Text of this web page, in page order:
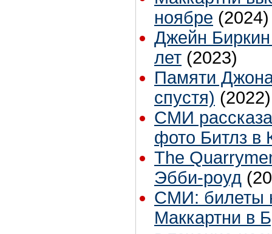
ноябре (2024)
Джейн
лет (2023)
Памяти
спустя) (2022)
СМИ
фото Битлз
The
Эбби-роуд
СМИ: билеты
Маккартни в